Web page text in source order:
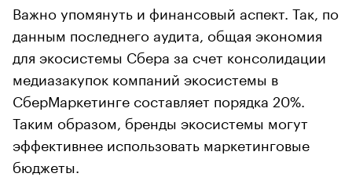
Важно упомянуть и финансовый аспект. Так, по
данным последнего аудита, общая экономия
для экосистемы Сбера за счет консолидации
медиазакупок компаний экосистемы в
СберМаркетинге составляет порядка 20%.
Таким образом, бренды экосистемы могут
эффективнее использовать маркетинговые
бюджеты.